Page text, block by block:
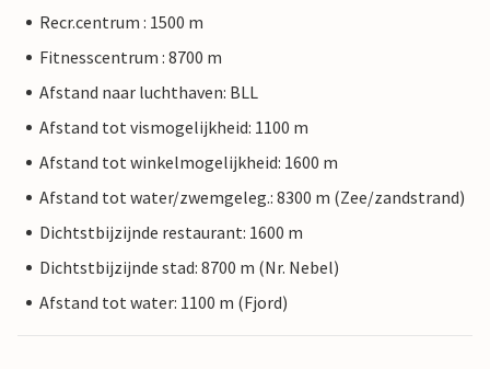
Recr.centrum : 1500 m
Fitnesscentrum : 8700 m
Afstand naar luchthaven: BLL
Afstand tot vismogelijkheid: 1100 m
Afstand tot winkelmogelijkheid: 1600 m
Afstand tot water/zwemgeleg.: 8300 m (Zee/zandstrand)
Dichtstbijzijnde restaurant: 1600 m
Dichtstbijzijnde stad: 8700 m (Nr. Nebel)
Afstand tot water: 1100 m (Fjord)